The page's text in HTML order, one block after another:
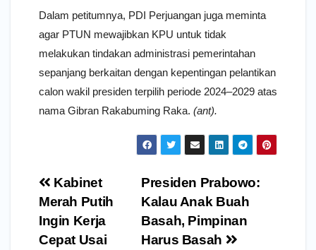
Dalam petitumnya, PDI Perjuangan juga meminta
agar PTUN mewajibkan KPU untuk tidak
melakukan tindakan administrasi pemerintahan
sepanjang berkaitan dengan kepentingan pelantikan
calon wakil presiden terpilih periode 2024–2029 atas
nama Gibran Rakabuming Raka. (ant).
Navigasi
pos
Presiden Prabowo:
Kalau Anak Buah
Basah, Pimpinan
Harus Basah
Kabinet
Merah Putih
Ingin Kerja
Cepat Usai